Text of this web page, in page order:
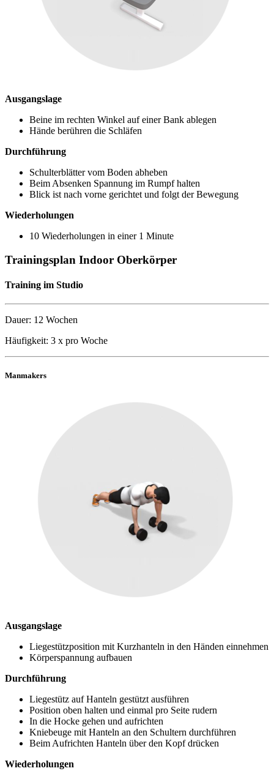
Ausgangslage
Beine im rechten Winkel auf einer Bank ablegen
Hände berühren die Schläfen
Durchführung
Schulterblätter vom Boden abheben
Beim Absenken Spannung im Rumpf halten
Blick ist nach vorne gerichtet und folgt der Bewegung
Wiederholungen
10 Wiederholungen in einer 1 Minute
Trainingsplan Indoor Oberkörper
Training im Studio
Dauer: 12 Wochen
Häufigkeit: 3 x pro Woche
Manmakers
Ausgangslage
Liegestützposition mit Kurzhanteln in den Händen einnehmen
Körperspannung aufbauen
Durchführung
Liegestütz auf Hanteln gestützt ausführen
Position oben halten und einmal pro Seite rudern
In die Hocke gehen und aufrichten
Kniebeuge mit Hanteln an den Schultern durchführen
Beim Aufrichten Hanteln über den Kopf drücken
Wiederholungen